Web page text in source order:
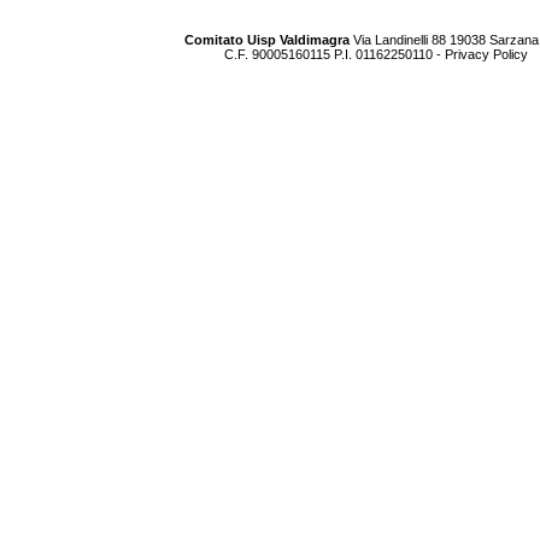
Comitato Uisp Valdimagra Via Landinelli 88 19038
C.F. 90005160115 P.I. 01162250110 - Privacy Policy